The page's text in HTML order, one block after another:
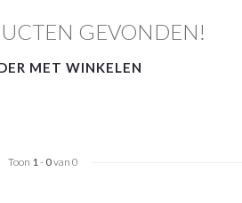
GEVONDEN!
MET WINKELEN
Toon 1- 0van 0